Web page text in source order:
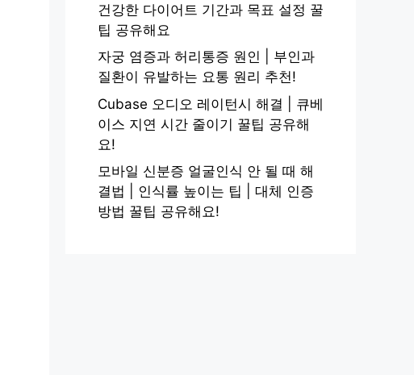
건강한 다이어트 기간과 목표 설정 꿀
팁 공유해요
자궁 염증과 허리통증 원인 | 부인과
질환이 유발하는 요통 원리 추천!
Cubase 오디오 레이턴시 해결 | 큐베
이스 지연 시간 줄이기 꿀팁 공유해
요!
모바일 신분증 얼굴인식 안 될 때 해
결법 | 인식률 높이는 팁 | 대체 인증
방법 꿀팁 공유해요!